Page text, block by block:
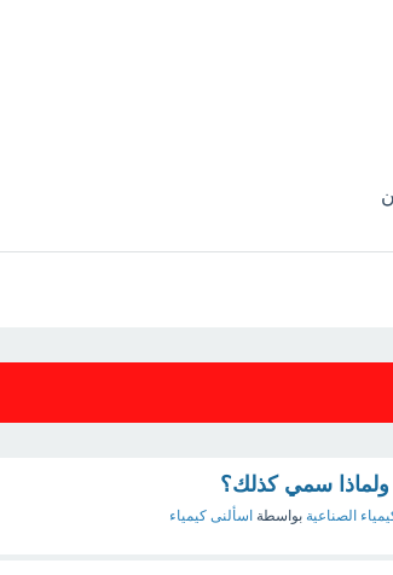
ولماذا سمي كذلك؟
الصناعية بواسطة اسألنى كيمياء